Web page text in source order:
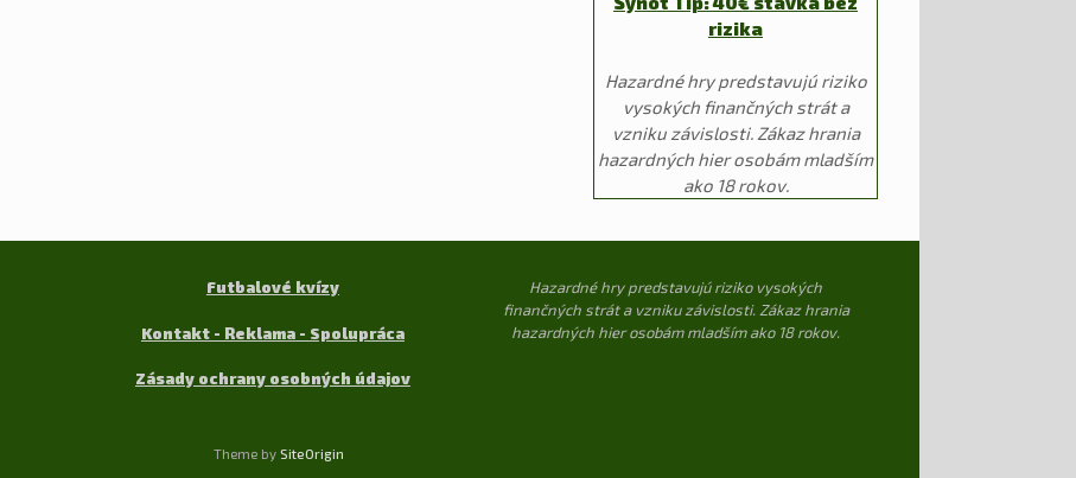
rizika
Hazardné hry predstavujú riziko
vysokých finančných strát a
vzniku závislosti. Zákaz hrania
hazardných hier osobám mladším
ako 18 rokov.
Futbalové kvízy
Kontakt - Reklama - Spolupráca
Zásady ochrany osobných údajov
Hazardné hry predstavujú riziko vysokých
finančných strát a vzniku závislosti. Zákaz hrania
hazardných hier osobám mladším ako 18 rokov.
Theme by SiteOrigin